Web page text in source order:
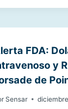
FDA:
y
de
Sensar